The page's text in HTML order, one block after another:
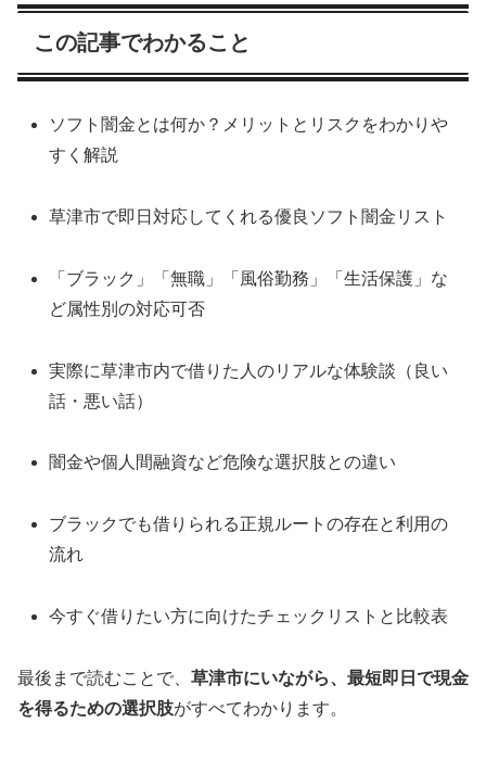
この記事でわかること
ソフト闇金とは何か？メリットとリスクをわかりや
すく解説
草津市で即日対応してくれる優良ソフト闇金リスト
「ブラック」「無職」「風俗勤務」「生活保護」な
ど属性別の対応可否
実際に草津市内で借りた人のリアルな体験談（良い
話・悪い話）
闇金や個人間融資など危険な選択肢との違い
ブラックでも借りられる正規ルートの存在と利用の
流れ
今すぐ借りたい方に向けたチェックリストと比較表
最後まで読むことで、 草津市にいながら、最短即日で現金
を得るための選択肢がすべてわかります。